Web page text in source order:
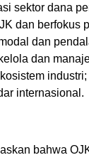
sektor dana
dan berfokus
dan
dan
internasional.
bahwa